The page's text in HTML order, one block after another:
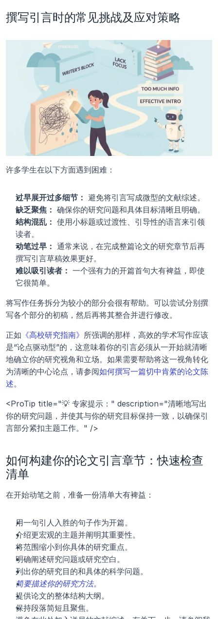
撰写引言时的常见挑战及应对策略
许多学生在以下方面遇到困难：
过早展开过多细节： 避免将引言写成微型的文献综述。
缺乏聚焦： 确保你的研究问题和具体目标清晰且明确。
结构混乱： 使用小标题或过渡性、引导性的语言来引领
读者。
动笔过早： 通常来说，在完成整篇论文的研究章节后再
撰写引言草稿效果更好。
难以吸引读者： 一个强有力的开篇首句大有裨益，即使
它很简单。
将写作任务拆分为较小的部分会很有帮助。可以尝试分别撰
写各个部分的初稿，然后再将其整合并进行修改。
正如 《高校研究指南》 所强调的那样，高效的学术写作应该
是“论点驱动型”的，这意味着你的引言必须从一开始就清晰
地确立你的研究视角和立场。如果需要帮助将这一视角转化
为清晰的中心论点，请参阅如何撰写一篇切中肯綮的论文陈
述。
<ProTip title="💡 专家提示：" description="清晰地写出
你的研究问题，并使其与你的研究目标保持一致，以确保引
言部分紧扣主题工作。" />
如何构建你的论文引言章节：快速检查
清单
在开始动笔之前，准备一份清单大有裨益：
用一句引人入胜的句子作为开篇。
介绍更宏观的主题并阐明其重要性。
将范围缩小到你具体的研究重点。
明确阐述研究问题或研究空白。
列出你的研究目的和具体的科学问题。
简要描述你的研究方法。
提供论文的整体结构大纲。
保持段落简短且聚焦。